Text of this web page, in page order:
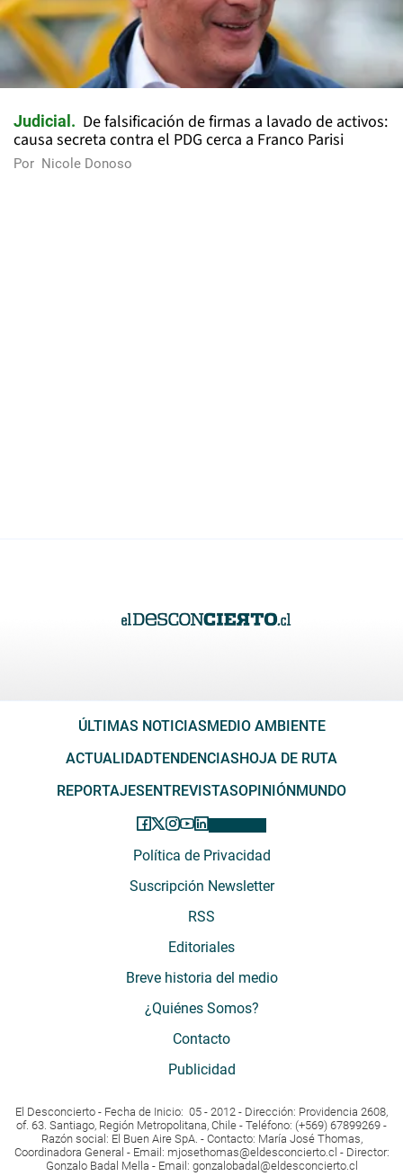
Judicial
De falsificación de firmas a lavado de activos:
causa secreta contra el PDG cerca a Franco Parisi
Por Nicole Donoso
ÚLTIMAS NOTICIAS MEDIO AMBIENTE
ACTUALIDADTENDENCIAS HOJA DE RUTA
REPORTAJES ENTREVISTASOPINIÓN MUNDO
Política de Privacidad
Suscripción Newsletter
RSS
Editoriales
Breve historia del medio
¿Quiénes Somos?
Contacto
Publicidad
El Desconcierto - Fecha de Inicio: 05 - 2012 - Dirección: Providencia 2608,
of. 63. Santiago, Región Metropolitana, Chile - Teléfono: (+569) 67899269 -
Razón social: El Buen Aire SpA. - Contacto: María José Thomas,
Coordinadora General - Email: mjosethomas@eldesconcierto.cl - Director:
Gonzalo Badal Mella - Email: gonzalobadal@eldesconcierto.cl